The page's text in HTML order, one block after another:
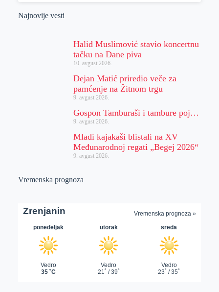
Najnovije vesti
Halid Muslimović stavio koncertnu
tačku na Dane piva
10. avgust 2026.
Dejan Matić priredio veče za
pamćenje na Žitnom trgu
9. avgust 2026.
Gospon Tamburaši i tambure poj…
9. avgust 2026.
Mladi kajakaši blistali na XV
Međunarodnoj regati „Begej 2026“
9. avgust 2026.
Vremenska prognoza